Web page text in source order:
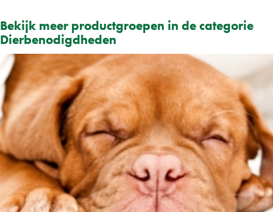
Bekijk meer productgroepen in de categorie
Dierbenodigdheden